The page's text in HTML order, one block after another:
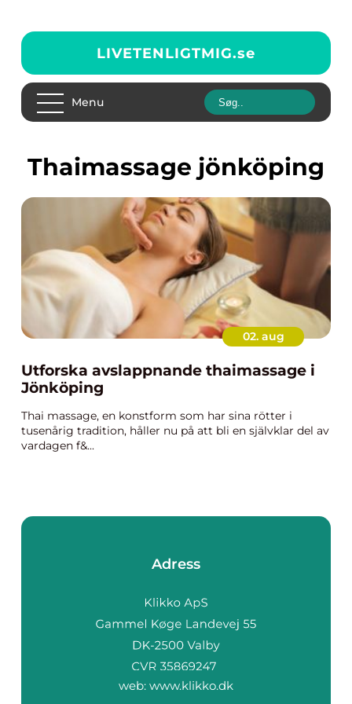
LIVETENLIGTMIG.se
Menu
thaimassage jönköping
02. aug
Utforska avslappnande thaimassage i
Jönköping
Thai massage, en konstform som har sina rötter i
tusenårig tradition, håller nu på att bli en självklar del av
vardagen f&...
Adress
web: www.klikko.dk